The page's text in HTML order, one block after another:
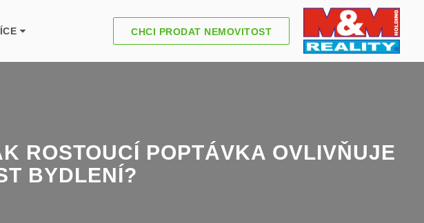
CHCI PRODAT NEMOVITOST
ROSTOUCÍ POPTÁVKA OVLIVŇUJE
BYDLENÍ?